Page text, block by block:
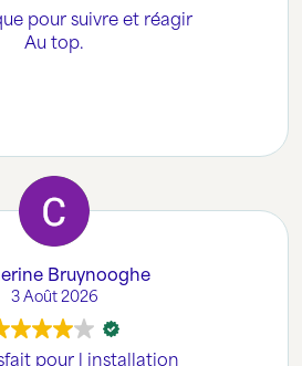
pour suivre et réagir
Au top.
Bruynooghe
3 Août 2026
pour l installation